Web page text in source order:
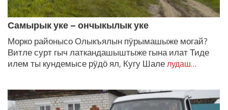
Самырык уке – ончыкылык уке
Морко районысо Олыкъялын пӱрымашыже могай?
Витле сурт гыч латкандашыштыже гына илат Тиде
илем ты кундемысе рӱдӧ ял, Кугу Шалелудаш…